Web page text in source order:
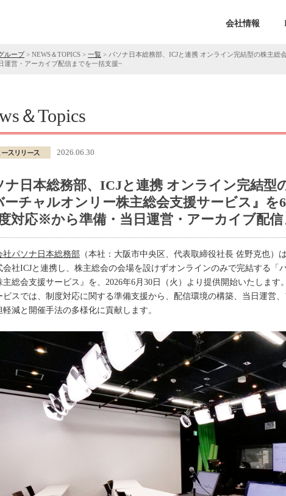
会社情報
ループ> NEWS＆TOPICS > 一覧 > パソナ日本総務部、ICJと連携 オンライン完結型の株主
運営・アーカイブ配信までを一括支援~
＆Topics
2026.06.30
ナ日本総務部、ICJと連携 オンライン完結型
ーチャルオンリー株主総会支援サービス』を
対応※から準備・当日運営・アーカイブ配
社パソナ日本総務部 （本社：大阪市中央区、代表取締役社長 佐野克也
会社ICJと連携し、株主総会の会場を設けずオンラインのみで完結する
主総会支援サービス』を、2026年6月30日（火）より提供開始いたします。
ビスでは、制度対応に関する準備支援から、配信環境の構築、当日運営
軽減と開催手法の多様化に貢献します。